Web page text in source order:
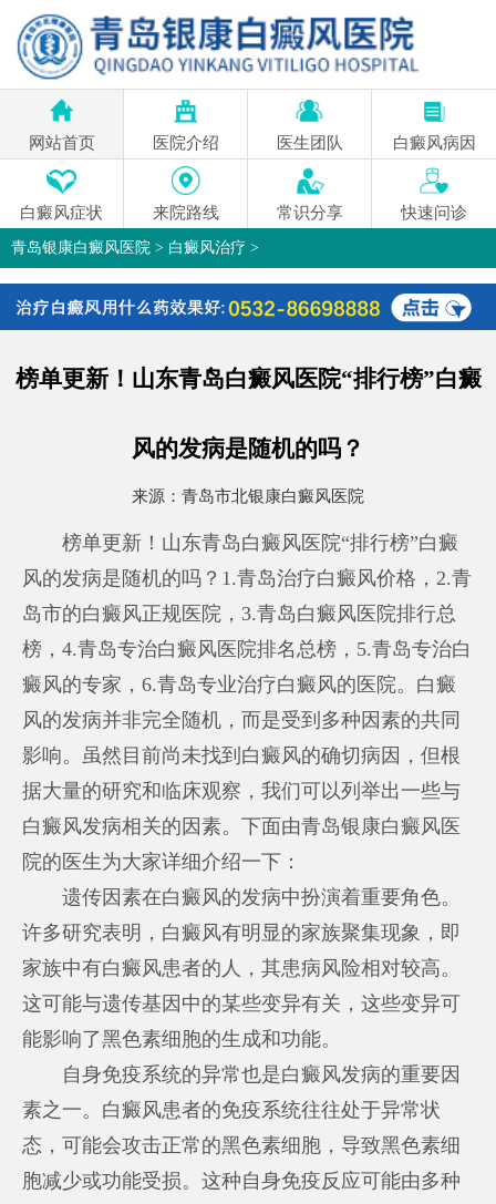
网站首页 医院介绍 医生团队 白癜风病因
白癜风症状 来院路线 常识分享 快速问诊
青岛银康白癜风医院 > 白癜风治疗 >
榜单更新！山东青岛白癜风医院“排行榜”白癜
风的发病是随机的吗？
来源： 青岛市北银康白癜风医院
榜单更新！山东青岛白癜风医院“排行榜”白癜
风的发病是随机的吗？1.青岛治疗白癜风价格，2.青
岛市的白癜风正规医院，3.青岛白癜风医院排行总
榜，4.青岛专治白癜风医院排名总榜，5.青岛专治白
癜风的专家，6.青岛专业治疗白癜风的医院。白癜
风的发病并非完全随机，而是受到多种因素的共同
影响。虽然目前尚未找到白癜风的确切病因，但根
据大量的研究和临床观察，我们可以列举出一些与
白癜风发病相关的因素。下面由青岛银康白癜风医
院的医生为大家详细介绍一下：
遗传因素在白癜风的发病中扮演着重要角色。
许多研究表明，白癜风有明显的家族聚集现象，即
家族中有白癜风患者的人，其患病风险相对较高。
这可能与遗传基因中的某些变异有关，这些变异可
能影响了黑色素细胞的生成和功能。
自身免疫系统的异常也是白癜风发病的重要因
素之一。白癜风患者的免疫系统往往处于异常状
态，可能会攻击正常的黑色素细胞，导致黑色素细
胞减少或功能受损。这种自身免疫反应可能由多种